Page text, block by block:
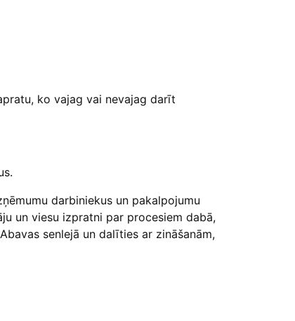
ko vajag vai nevajag darīt
darbiniekus un pakalpojumu
un viesu izpratni par procesiem dabā,
senlejā un dalīties ar zināšanām,